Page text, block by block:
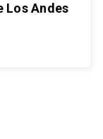
Los Andes